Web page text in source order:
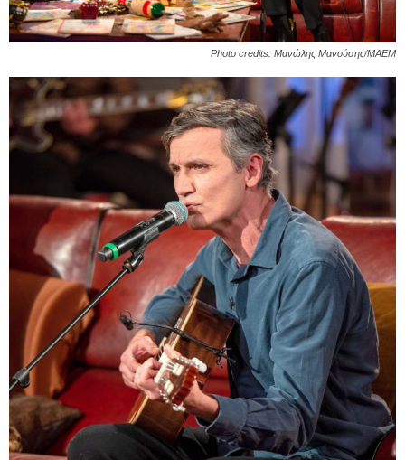
Photo credits: Μανώλης Μανούσης/ΜΑΕΜ